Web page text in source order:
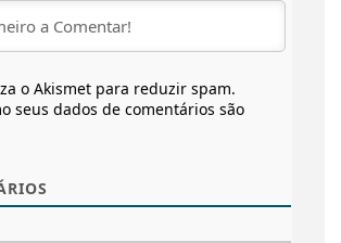
o Akismet para reduzir spam.
seus dados de comentários são